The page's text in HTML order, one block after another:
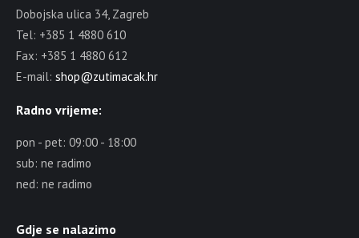
Dobojska ulica 34, Zagreb
Tel: +385 1 4880 610
Fax: +385 1 4880 612
E-mail: shop@zutimacak.hr
Radno vrijeme:
pon - pet: 09:00 - 18:00
sub: ne radimo
ned: ne radimo
Gdje se nalazimo